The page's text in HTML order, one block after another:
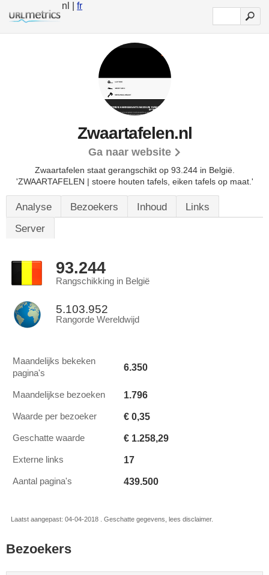
nl |fr
Zwaartafelen.nl
Ga naar website
Zwaartafelen staat gerangschikt op 93.244 in België.
'ZWAARTAFELEN | stoere houten tafels, eiken tafels op maat.'
Analyse Bezoekers Inhoud
Links
Server
93.244
Rangschikking in België
5.103.952
Rangorde Wereldwijd
Maandelijks bekeken
pagina's
6.350
Maandelijkse bezoeken 1.796
Waarde per bezoeker € 0,35
Geschatte waarde € 1.258,29
Externe links 17
Aantal pagina's 439.500
Laatst aangepast: 04-04-2018 . Geschatte gegevens, lees disclaimer.
Bezoekers